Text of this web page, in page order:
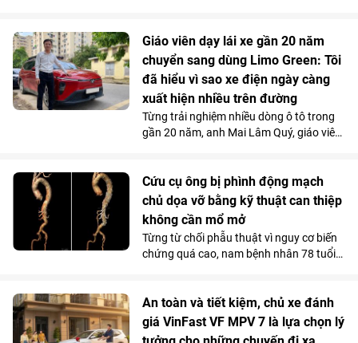
chiến thưởng thức show diễn “Đất Nước
Thiên Hùng Ca” tại Vinpearl Theatre
Ocean City. Phản hồi xúc động của chính
những người từng đi qua chiến tranh đã
góp phần khẳng định ý nghĩa nhân văn
và giá trị lan tỏa của tác phẩm nghệ
thuật lấy cảm hứng từ hơn 4.000 năm
Giáo viên dạy lái xe gần 20 năm
chuyển sang dùng Limo Green: Tôi
đã hiểu vì sao xe điện ngày càng
xuất hiện nhiều trên đường
Từng trải nghiệm nhiều dòng ô tô trong
gần 20 năm, anh Mai Lâm Quý, giáo viên
Green đã thay đổi hoàn toàn góc nhìn
của anh về xe điện. Không gian 7 chỗ
rộng rãi, khả năng tăng tốc mượt và chi
phí sử dụng thấp đến khó tin giúp mẫu
MPV điện vừa trở thành “xe ruột” của
anh trong công việc, vừa phục vụ trọn
Cứu cụ ông bị phình động mạch
chủ dọa vỡ bằng kỹ thuật can thiệp
không cần mổ mở
Từng từ chối phẫu thuật vì nguy cơ biến
chứng quá cao, nam bệnh nhân 78 tuổi
các bác sĩ Vinmec Times City điều trị
thành công. Bí quyết nằm ở kỹ thuật tái
tạo hệ thống mạch tạng mà không cần
An toàn và tiết kiệm, chủ xe đánh
giá VinFast VF MPV 7 là lựa chọn lý